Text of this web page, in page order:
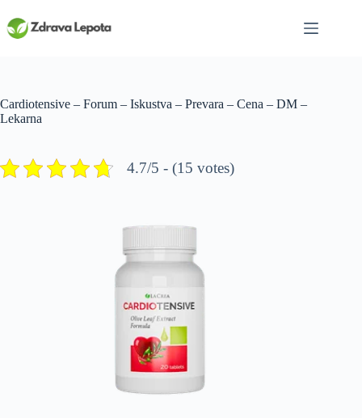
to
content
Cardiotensive – Forum – Iskustva – Prevara – Cena – DM –
Lekarna
4.7/5 - (15 votes)